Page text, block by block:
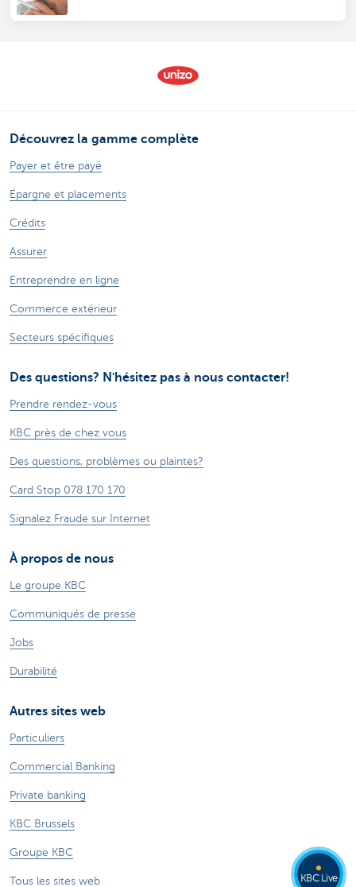
Découvrez la gamme complète
Payer et être payé
Épargne et placements
Crédits
Assurer
Entreprendre en ligne
Commerce extérieur
Secteurs spécifiques
Des questions? N'hésitez pas à nous contacter!
Prendre rendez-vous
KBC près de chez vous
Des questions, problèmes ou plaintes?
Card Stop 078 170 170
Signalez Fraude sur Internet
À propos de nous
Le groupe KBC
Communiqués de presse
Jobs
Durabilité
Autres sites web
Particuliers
Commercial Banking
Private banking
KBC Brussels
Groupe KBC
Tous les sites web KBC Live